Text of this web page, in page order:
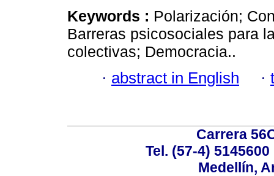
Keywords : Polarización;
Barreras psicosociales para
colectivas; Democracia..
· abstract in English ·
Carrera
Tel. (57-4)
Medellín,